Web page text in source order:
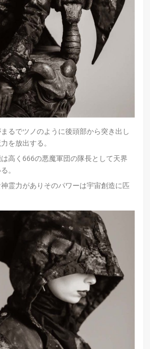
るでツノのように後頭部から突き出し
を放出する。
高く666の悪魔軍団の隊長として天界
。
霊力がありそのパワーは宇宙創造に匹